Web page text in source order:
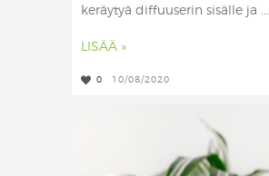
keräytyä diffuuserin sisälle ja ...
LISÄÄ »
0 10/08/2020